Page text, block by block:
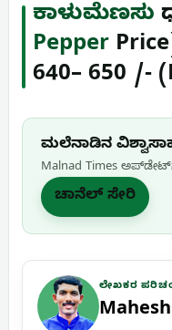
ಕಾಳುಮೆಣಸು
Pepper
640– 650 /-
ಮಲೆನಾಡಿನ
Malnad Times
ಚಾನೆಲ್ ಸೇರಿ
ಲೇಖಕರ